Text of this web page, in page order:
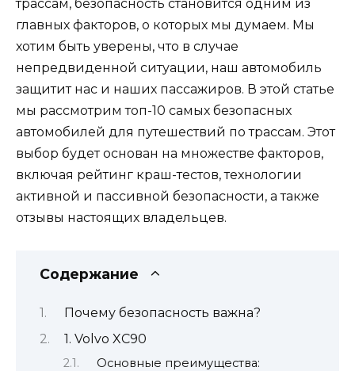
трассам, безопасность становится одним из
главных факторов, о которых мы думаем. Мы
хотим быть уверены, что в случае
непредвиденной ситуации, наш автомобиль
защитит нас и наших пассажиров. В этой статье
мы рассмотрим топ-10 самых безопасных
автомобилей для путешествий по трассам. Этот
выбор будет основан на множестве факторов,
включая рейтинг краш-тестов, технологии
активной и пассивной безопасности, а также
отзывы настоящих владельцев.
Содержание
Почему безопасность важна?
1. Volvo XC90
Основные преимущества: